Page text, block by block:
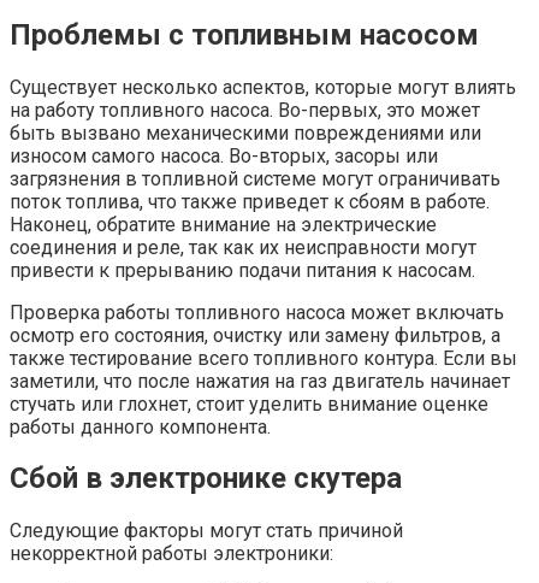
Проблемы с топливным насосом
Существует несколько аспектов, которые могут влиять
на работу топливного насоса. Во-первых, это может
быть вызвано механическими повреждениями или
износом самого насоса. Во-вторых, засоры или
загрязнения в топливной системе могут ограничивать
поток топлива, что также приведет к сбоям в работе.
Наконец, обратите внимание на электрические
соединения и реле, так как их неисправности могут
привести к прерыванию подачи питания к насосам.
Проверка работы топливного насоса может включать
осмотр его состояния, очистку или замену фильтров, а
также тестирование всего топливного контура. Если вы
заметили, что после нажатия на газ двигатель начинает
стучать или глохнет, стоит уделить внимание оценке
работы данного компонента.
Сбой в электронике скутера
Следующие факторы могут стать причиной
некорректной работы электроники: